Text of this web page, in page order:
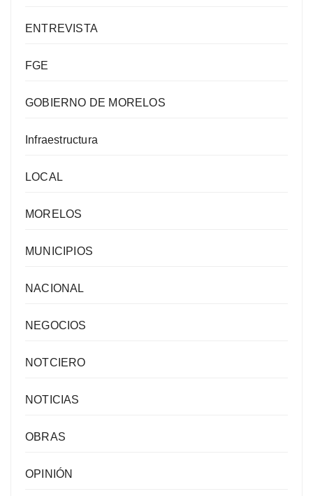
ENTREVISTA
FGE
GOBIERNO DE MORELOS
Infraestructura
LOCAL
MORELOS
MUNICIPIOS
NACIONAL
NEGOCIOS
NOTCIERO
NOTICIAS
OBRAS
OPINIÓN